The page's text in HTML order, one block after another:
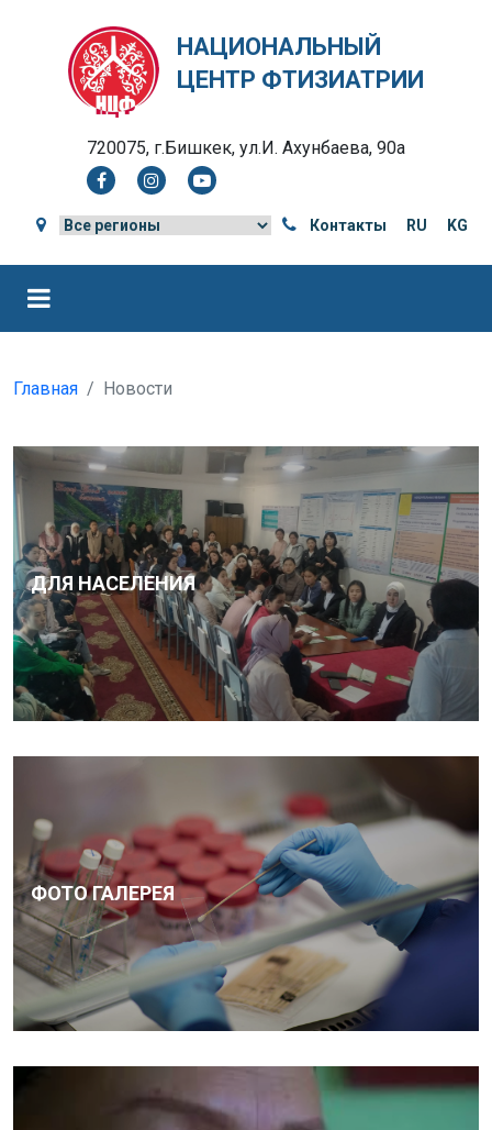
НАЦИОНАЛЬНЫЙ
ЦЕНТР ФТИЗИАТРИИ
720075, г.Бишкек, ул.И. Ахунбаева, 90а
Контакты RU KG
Главная Новости
ДЛЯ НАСЕЛЕНИЯ
ФОТО ГАЛЕРЕЯ